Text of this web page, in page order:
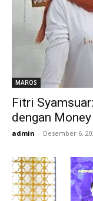
MAROS
Fitri
dengan
admin - Desember 6,